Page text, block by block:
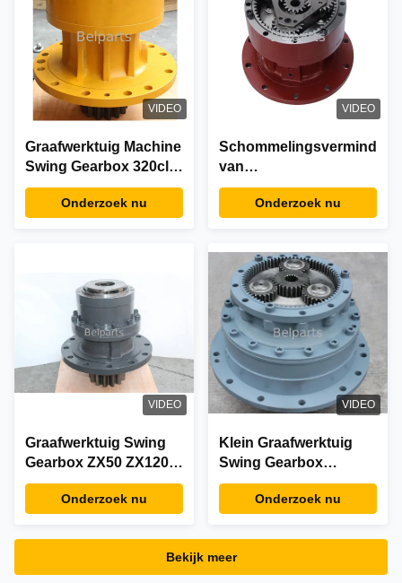
VIDEO
Graafwerktuig Machine
Swing Gearbox 320cl
E6210f E80 1484644
Verminderingsversnellingsbak
Onderzoek nu
VIDEO
van
graafwerktuigswing
gearbox U50-3a Sy135
4644 voor Robex
Kubota
Onderzoek nu
VIDEO
Graafwerktuig Swing
Gearbox ZX50 ZX120
ZX60 zx200-3 zx200-5
zx170w-3 zx210w-3
Schommelingsvermindering
Onderzoek nu
VIDEO
Klein Graafwerktuig
Swing Gearbox
EC460BlC EC210b
EC290 EC290b
VOE14541069
VOE14541030
Onderzoek nu
Bekijk meer